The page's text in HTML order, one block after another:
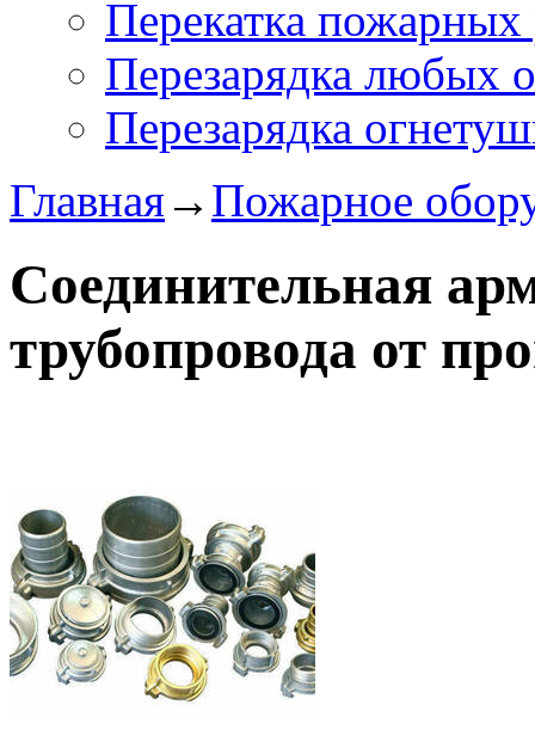
Перекатка пожарных
Перезарядка любых
Перезарядка
Главная→ Пожарное
Соединительная
трубопровода от